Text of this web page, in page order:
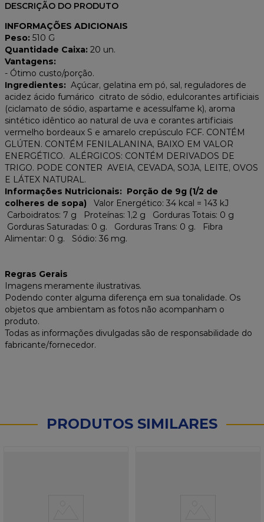
DESCRIÇÃO DO PRODUTO
INFORMAÇÕES ADICIONAIS
Peso: 510 G
Quantidade Caixa: 20 un.
Vantagens:
- Ótimo custo/porção.
Ingredientes: Açúcar, gelatina em pó, sal, reguladores de
acidez ácido fumárico citrato de sódio, edulcorantes artificiais
(ciclamato de sódio, aspartame e acessulfame k), aroma
sintético idêntico ao natural de uva e corantes artificiais
vermelho bordeaux S e amarelo crepúsculo FCF. CONTÉM
GLÚTEN. CONTÉM FENILALANINA, BAIXO EM VALOR
ENERGÉTICO. ALÉRGICOS: CONTÉM DERIVADOS DE
TRIGO. PODE CONTER AVEIA, CEVADA, SOJA, LEITE, OVOS
E LÁTEX NATURAL.
Informações Nutricionais: Porção de 9g (1/2 de
colheres de sopa)
Valor Energético: 34 kcal = 143 kJ
Carboidratos: 7 g Proteínas: 1,2 g Gorduras Totais: 0 g
Gorduras Saturadas: 0 g. Gorduras Trans: 0 g. Fibra
Alimentar: 0 g. Sódio: 36 mg.
Regras Gerais
Imagens meramente ilustrativas.
Podendo conter alguma diferença em sua tonalidade. Os
objetos que ambientam as fotos não acompanham o
produto.
Todas as informações divulgadas são de responsabilidade do
fabricante/fornecedor.
PRODUTOS SIMILARES